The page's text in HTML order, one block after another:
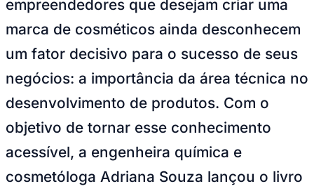
NBA
Fórmula 1
Tênis (ATP)
NHL
Vôlei
NBB
Brasileirão Série B
empreendedores que desejam criar uma
marca de cosméticos ainda desconhecem
um fator decisivo para o sucesso de seus
negócios: a importância da área técnica no
desenvolvimento de produtos. Com o
objetivo de tornar esse conhecimento
acessível, a engenheira química e
cosmetóloga Adriana Souza lançou o livro